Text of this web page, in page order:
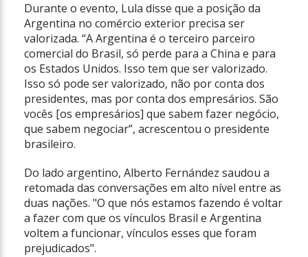
Durante o evento, Lula disse que a posição da
Argentina no comércio exterior precisa ser
valorizada. “A Argentina é o terceiro parceiro
comercial do Brasil, só perde para a China e para
os Estados Unidos. Isso tem que ser valorizado.
Isso só pode ser valorizado, não por conta dos
presidentes, mas por conta dos empresários. São
vocês [os empresários] que sabem fazer negócio,
que sabem negociar”, acrescentou o presidente
brasileiro.
Do lado argentino, Alberto Fernández saudou a
retomada das conversações em alto nível entre as
duas nações. "O que nós estamos fazendo é voltar
a fazer com que os vínculos Brasil e Argentina
voltem a funcionar, vínculos esses que foram
prejudicados".